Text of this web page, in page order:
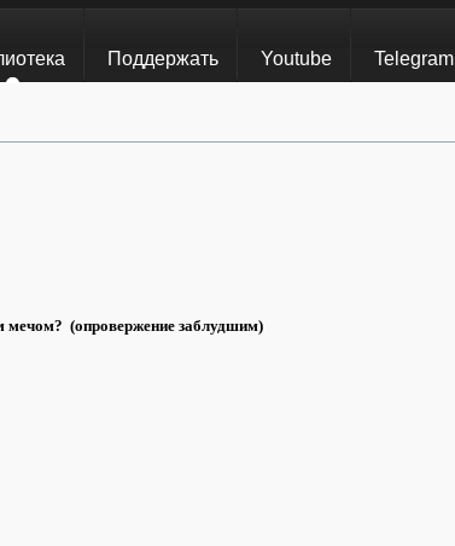
Поддержать Youtube Telegram
мечом? (опровержение заблудшим)